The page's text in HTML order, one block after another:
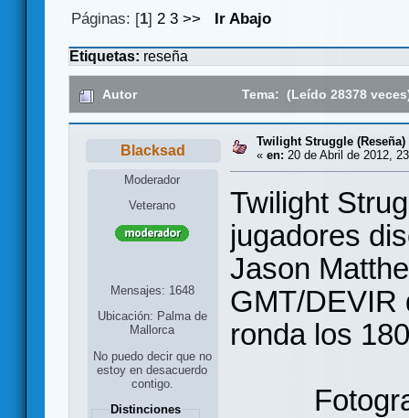
Páginas: [1]2 3 >> Ir Abajo
Etiquetas: reseña
Autor Tema: (Leído 28378
Blacksad
Moderador
Veterano
Mensajes: 1648
Ubicación: Palma de
Mallorca
No puedo decir que no
estoy en desacuerdo
contigo.
Distinciones
Twilight Struggle (Reseña)
« en: 20 de Abril de 2012,
Twilight
jugadores
Jason
GMT/DEVIR
ronda los